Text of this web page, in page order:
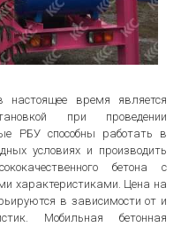
время является
при проведении
РБУ способны работать в
условиях и производить
бетона с
характеристиками. Цена на
в зависимости от и
Мобильная бетонная